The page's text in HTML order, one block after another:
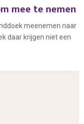
mee te nemen
meenemen naar
daar krijgen niet een